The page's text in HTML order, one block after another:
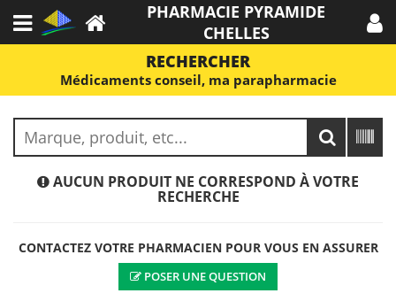
PHARMACIE PYRAMIDE
CHELLES
RECHERCHER
Médicaments conseil, ma parapharmacie
AUCUN PRODUIT NE CORRESPOND À VOTRE
RECHERCHE
CONTACTEZ VOTRE PHARMACIEN POUR VOUS EN ASSURER
POSER UNE QUESTION